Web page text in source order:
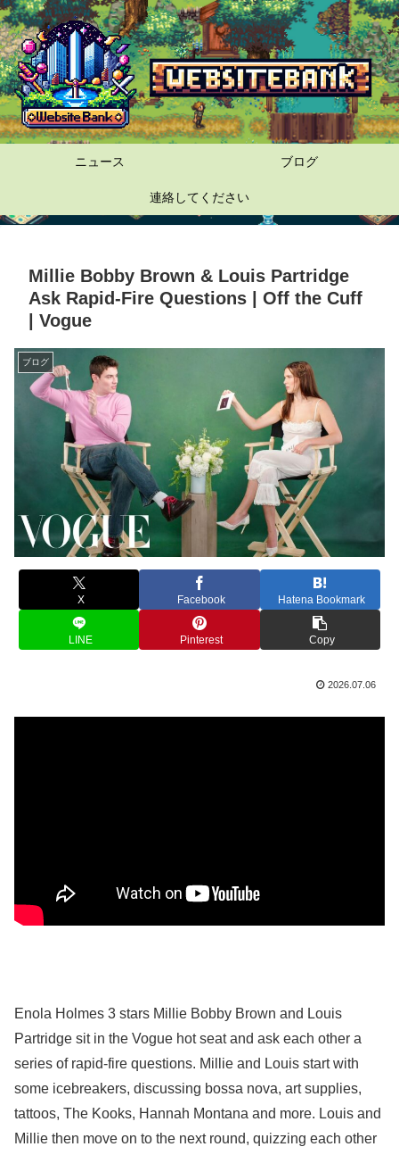
ニュース ブログ
連絡してください
Millie Bobby Brown & Louis Partridge
Ask Rapid-Fire Questions | Off the Cuff
| Vogue
ブログ
X Facebook Hatena Bookmark
LINE Pinterest Copy
2026.07.06
Enola Holmes 3 stars Millie Bobby Brown and Louis
Partridge sit in the Vogue hot seat and ask each other a
series of rapid-fire questions. Millie and Louis start with
some icebreakers, discussing bossa nova, art supplies,
tattoos, The Kooks, Hannah Montana and more. Louis and
Millie then move on to the next round, quizzing each other